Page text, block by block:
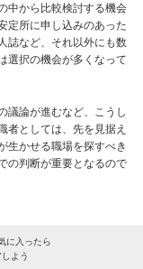
中から比較検討する機会
定所に申し込みのあった
誌など、それ以外にも数
選択の機会が多くなって
議論が進むなど、こうし
者としては、先を見据え
生かせる職場を探すべき
の判断が重要となるので
に入ったら
よう